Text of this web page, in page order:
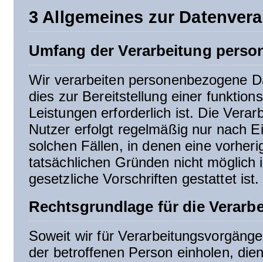
3 Allgemeines zur
Umfang der Verarbeitung
Wir verarbeiten personenbezogene
dies zur Bereitstellung einer
Leistungen erforderlich ist. Die
Nutzer erfolgt regelmäßig nur nach
solchen Fällen, in denen eine
tatsächlichen Gründen nicht
gesetzliche Vorschriften gestattet ist.
Rechtsgrundlage für die
Soweit wir für
der betroffenen Person einholen,